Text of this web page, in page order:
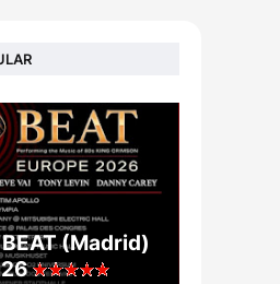
(Madrid)